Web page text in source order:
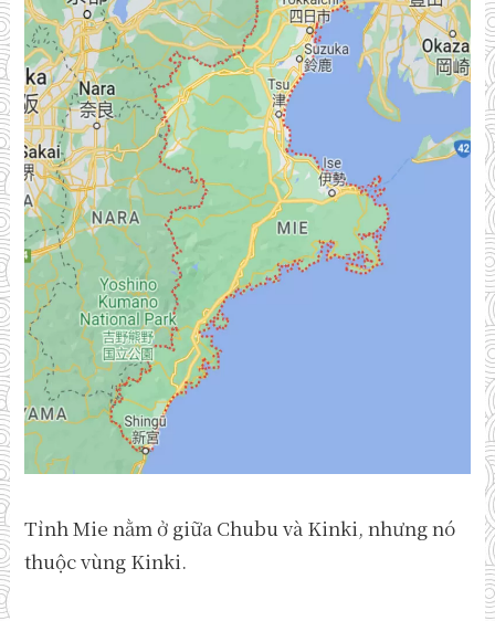
Tỉnh Mie nằm ở giữa Chubu và Kinki, nhưng nó
thuộc vùng Kinki.